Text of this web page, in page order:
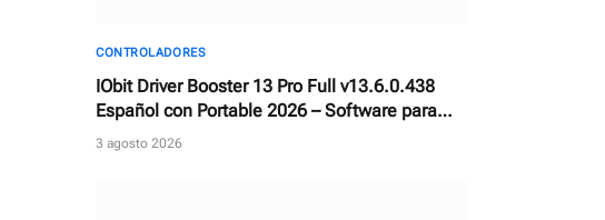
CONTROLADORES
IObit Driver Booster 13 Pro Full v13.6.0.438
Español con Portable 2026 – Software para
descargar, reparar y actualizar controladores
3 agosto 2026